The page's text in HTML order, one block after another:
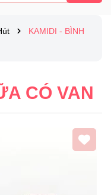
KAMIDI - BÌNH
CÓ VAN